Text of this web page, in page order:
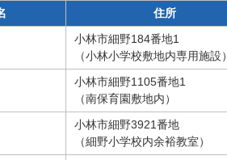
住所
小林市細野184番地1
（小林小学校敷地内専用施設）
小林市細野1105番地1
（南保育園敷地内）
小林市細野3921番地
（細野小学校内余裕教室）